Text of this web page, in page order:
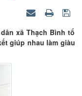
xã Thạch Bình tổ
giúp nhau làm giàu